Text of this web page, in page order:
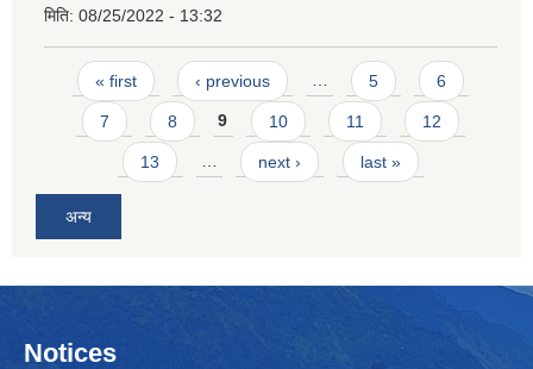
मिति: 08/25/2022 - 13:32
Pages
« first ‹ previous … 5 6
7 8 9 10 11 12
13 … next › last »
अन्य
Notices